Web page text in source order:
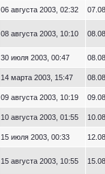
06 августа 2003, 02:32
08 августа 2003, 10:10
30 июля 2003, 00:47
14 марта 2003, 15:47
09 августа 2003, 10:19
10 августа 2003, 01:55
15 июля 2003, 00:33
15 августа 2003, 10:55